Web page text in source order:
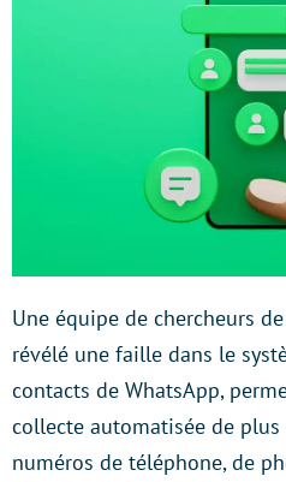
Une équipe de chercheurs
révélé une faille dans le
contacts de WhatsApp,
collecte automatisée de
numéros de téléphone, de